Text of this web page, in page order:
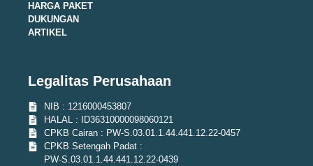
HARGA PAKET
DUKUNGAN
ARTIKEL
Legalitas Perusahaan
NIB : 1216000453807
HALAL : ID36310000098060121
CPKB Cairan : PW-S.03.01.1.44.441.12.22-0457
CPKB Setengah Padat :
PW-S.03.01.1.44.441.12.22-0439